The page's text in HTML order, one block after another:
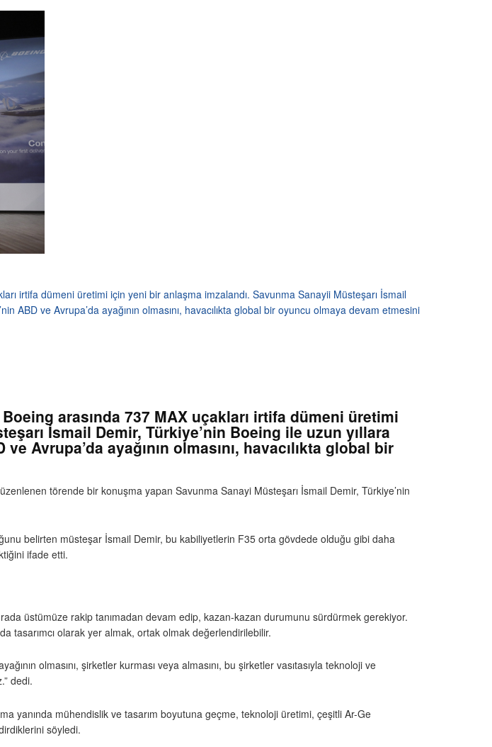
irtifa dümeni üretimi için yeni bir anlaşma imzalandı. Savunma Sanayii Müsteşarı İsmail
ABD ve Avrupa’da ayağının olmasını, havacılıkta global bir oyuncu olmaya devam etmesini
arasında 737 MAX uçakları irtifa dümeni üretimi
İsmail Demir, Türkiye’nin Boeing ile uzun yıllara
Avrupa’da ayağının olmasını, havacılıkta global bir
törende bir konuşma yapan Savunma Sanayi Müsteşarı İsmail Demir, Türkiye’nin
belirten müsteşar İsmail Demir, bu kabiliyetlerin F35 orta gövdede olduğu gibi daha
ifade etti.
üstümüze rakip tanımadan devam edip, kazan-kazan durumunu sürdürmek gerekiyor.
tasarımcı olarak yer almak, ortak olmak değerlendirilebilir.
olmasını, şirketler kurması veya almasını, bu şirketler vasıtasıyla teknoloji ve
dedi.
yanında mühendislik ve tasarım boyutuna geçme, teknoloji üretimi, çeşitli Ar-Ge
söyledi.